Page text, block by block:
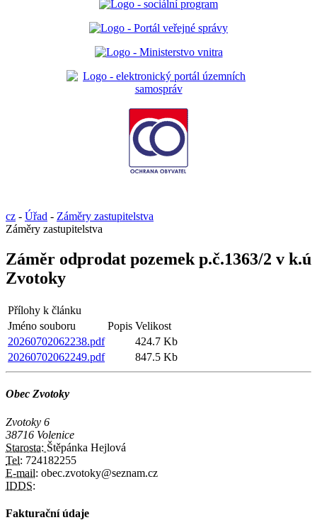
cz - Úřad - Záměry zastupitelstva
Záměry zastupitelstva
Záměr odprodat pozemek p.č.1363/2 v k.ú
Zvotoky
Přílohy k článku
Jméno souboru
Popis Velikost
20260702062238.pdf
424.7 Kb
20260702062249.pdf
847.5 Kb
Obec Zvotoky
Zvotoky 6
38716 Volenice
Starosta: Štěpánka Hejlová
Tel: 724182255
E-mail: obec.zvotoky@seznam.cz
IDDS:
Fakturační údaje